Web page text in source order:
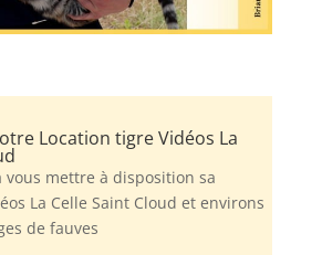
Location tigre Vidéos La
vous mettre à disposition sa
La Celle Saint Cloud et environs
de fauves